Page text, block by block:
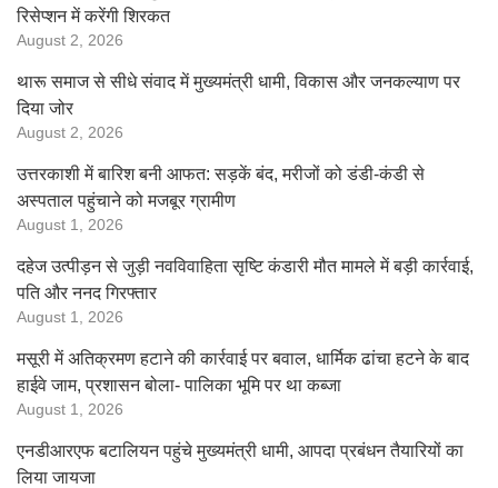
रिसेप्शन में करेंगी शिरकत
August 2, 2026
थारू समाज से सीधे संवाद में मुख्यमंत्री धामी, विकास और जनकल्याण पर
दिया जोर
August 2, 2026
उत्तरकाशी में बारिश बनी आफत: सड़कें बंद, मरीजों को डंडी-कंडी से
अस्पताल पहुंचाने को मजबूर ग्रामीण
August 1, 2026
दहेज उत्पीड़न से जुड़ी नवविवाहिता सृष्टि कंडारी मौत मामले में बड़ी कार्रवाई,
पति और ननद गिरफ्तार
August 1, 2026
मसूरी में अतिक्रमण हटाने की कार्रवाई पर बवाल, धार्मिक ढांचा हटने के बाद
हाईवे जाम, प्रशासन बोला- पालिका भूमि पर था कब्जा
August 1, 2026
एनडीआरएफ बटालियन पहुंचे मुख्यमंत्री धामी, आपदा प्रबंधन तैयारियों का
लिया जायजा